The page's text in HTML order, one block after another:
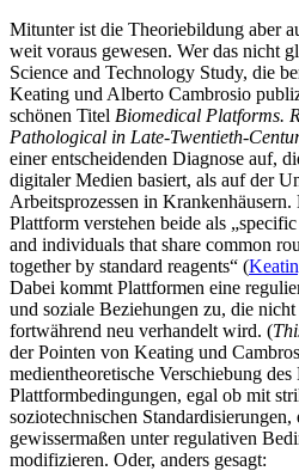
Mitunter ist die Theoriebildung aber
weit voraus gewesen. Wer das nicht
Science and Technology Study, die
Keating und Alberto Cambrosio
schönen Titel Biomedical Platforms.
Pathological in Late-Twentieth-
einer entscheidenden Diagnose auf,
digitaler Medien basiert, als auf der
Arbeitsprozessen in
Plattform verstehen beide als
and individuals that share common
together by standard reagents“ (
Dabei kommt Plattformen eine
und soziale Beziehungen zu, die nicht
fortwährend neu verhandelt wird. (
der Pointen von Keating und
medientheoretische Verschiebung
Plattformbedingungen, egal ob mit
soziotechnischen
gewissermaßen unter regulativen
modifizieren. Oder, anders gesagt: